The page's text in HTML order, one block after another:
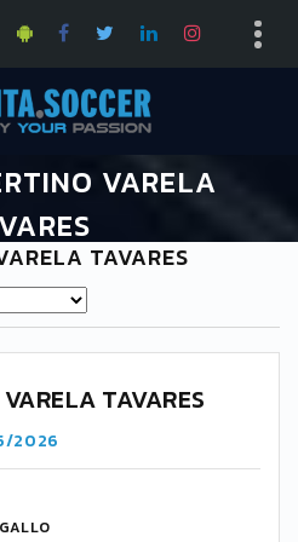
VARELA
VARELA TAVARES
TAVARES
TAVARES
2026